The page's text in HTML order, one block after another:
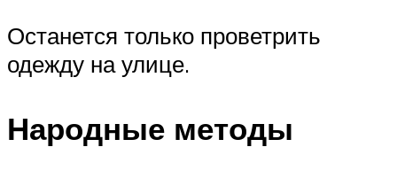
Останется только проветрить
одежду на улице.
Народные методы